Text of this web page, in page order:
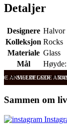
Detaljer
Designere Halvor
Kolleksjon Rocks
Materiale Glass
Mål
ANMELDELSER
SVÆRT GODE
Sammen om